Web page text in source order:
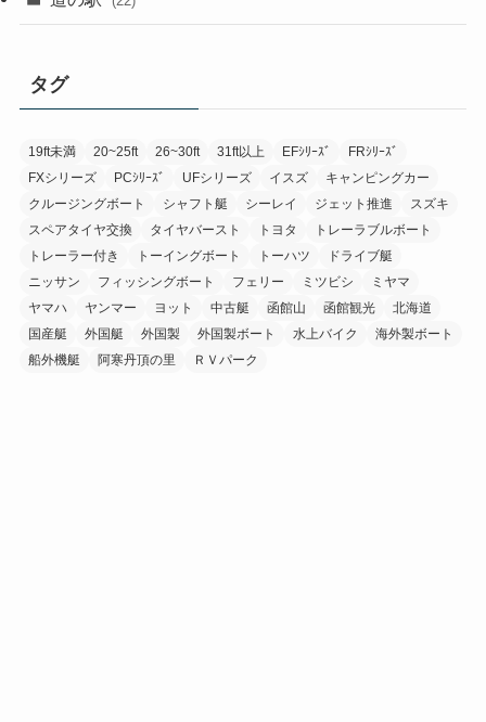
タグ
19ft未満 20~25ft 26~30ft 31ft以上 EFｼﾘｰｽﾞ
FRｼﾘｰｽﾞ
FXシリーズ
PCｼﾘｰｽﾞ UFシリーズ イスズ
キャンピングカー
クルージングボート
シャフト艇 シーレイ ジェット推進
スズキ
スペアタイヤ交換
タイヤバースト トヨタ
トレーラブルボート
トレーラー付き
トーイングボート トーハツ
ドライブ艇
ニッサン
フィッシングボート フェリー ミツビシ
ミヤマ
ヤマハ
ヤンマー ヨット 中古艇 函館山 函館観光
北海道
国産艇
外国艇 外国製 外国製ボート 水上バイク
海外製ボート
船外機艇
阿寒丹頂の里 ＲＶパーク